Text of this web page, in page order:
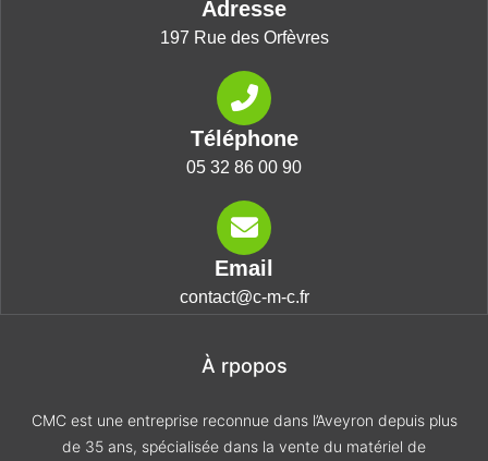
Adresse
197 Rue des Orfèvres
Téléphone
05 32 86 00 90
Email
contact@c-m-c.fr
À rpopos
CMC est une entreprise reconnue dans l’Aveyron depuis plus
de 35 ans, spécialisée dans la vente du matériel de